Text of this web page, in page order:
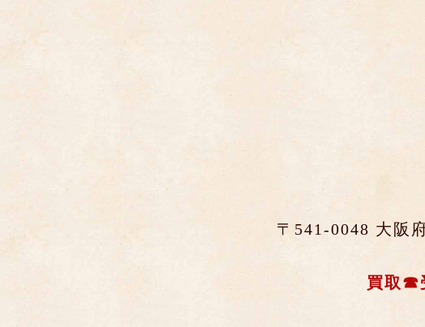
〒541-0048 大阪
買取☎